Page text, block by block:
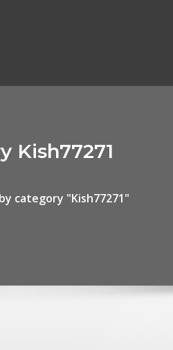
Kish77271
category "Kish77271"